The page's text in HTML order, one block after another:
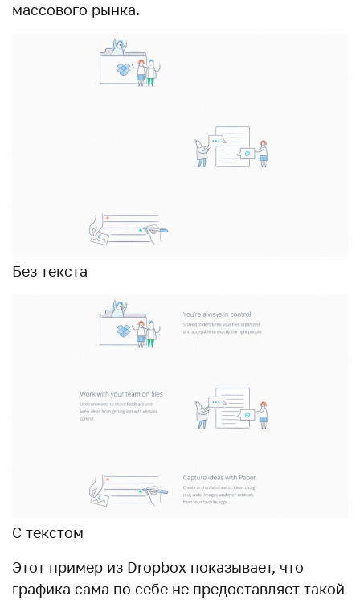
массового рынка.
Без текста
С текстом
Этот пример из Dropbox показывает, что
графика сама по себе не предоставляет такой